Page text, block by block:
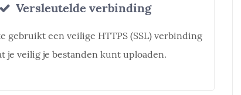
Versleutelde verbinding
gebruikt een veilige HTTPS (SSL) verbinding
je veilig je bestanden kunt uploaden.